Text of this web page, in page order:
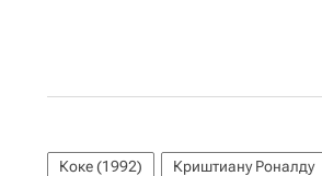
Коке (1992) Криштиану Роналду